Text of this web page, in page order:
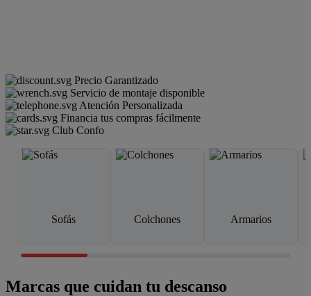
Precio Garantizado
Servicio de montaje disponible
Atención Personalizada
Financia tus compras fácilmente
Club Confo
Sofás Colchones Armarios
Marcas que cuidan tu descanso